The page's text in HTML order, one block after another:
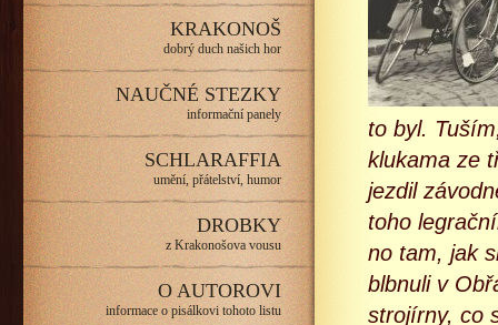
KRAKONOŠ
dobrý duch našich hor
NAUČNÉ STEZKY
informační panely
SCHLARAFFIA
umění, přátelství, humor
DROBKY
z Krakonošova vousu
O AUTOROVI
informace o pisálkovi tohoto listu
to byl.
klukama ze
jezdil
toho
no tam, jak
blbnuli v
strojírny, co